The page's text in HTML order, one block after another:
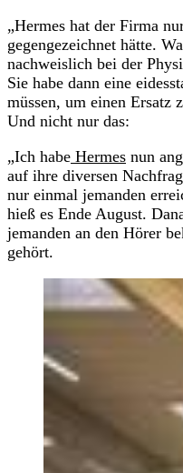
„Hermes hat der Firma
gegengezeichnet hätte.
nachweislich bei der
Sie habe dann eine
müssen, um einen Ersatz
Und nicht nur das:
„Ich habe Hermes nun
auf ihre diversen
nur einmal jemanden
hieß es Ende August.
jemanden an den Hörer
gehört.